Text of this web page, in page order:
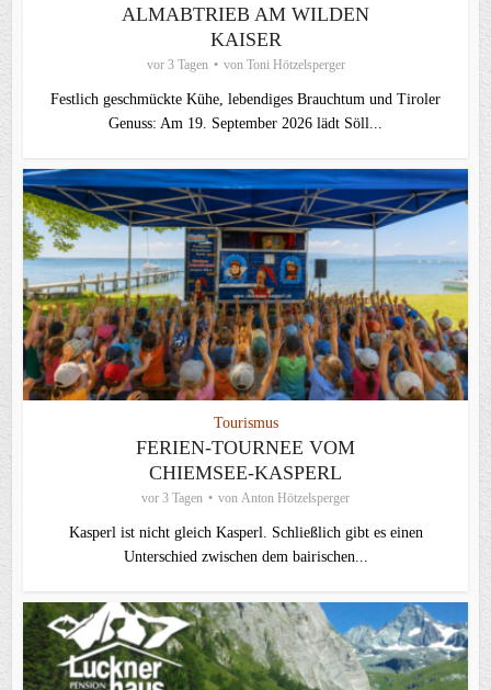
ALMABTRIEB AM WILDEN
KAISER
vor 3 Tagen von Toni Hötzelsperger
Festlich geschmückte Kühe, lebendiges Brauchtum und Tiroler
Genuss: Am 19. September 2026 lädt Söll...
Tourismus
FERIEN-TOURNEE VOM
CHIEMSEE-KASPERL
vor 3 Tagen von Anton Hötzelsperger
Kasperl ist nicht gleich Kasperl. Schließlich gibt es einen
Unterschied zwischen dem bairischen...